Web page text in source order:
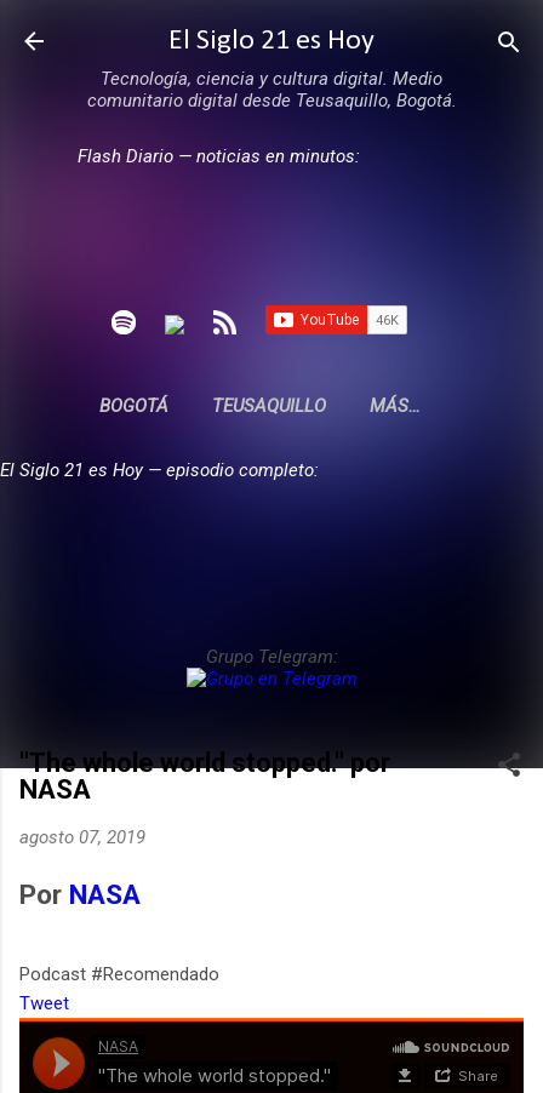
Ir al contenido principal
El Siglo 21 es Hoy
Tecnología, ciencia y cultura digital. Medio
comunitario digital desde Teusaquillo, Bogotá.
Flash Diario — noticias en minutos:
BOGOTÁ TEUSAQUILLO MÁS…
El Siglo 21 es Hoy — episodio completo:
Grupo Telegram:
"The whole world stopped." por
NASA
agosto 07, 2019
Por NASA
Podcast #Recomendado
Tweet